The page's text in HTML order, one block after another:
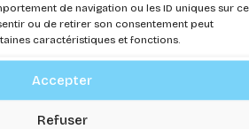
de navigation ou les ID uniques sur ce
ou de retirer son consentement peut
caractéristiques et fonctions.
Accepter
Refuser